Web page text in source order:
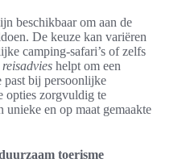
beschikbaar om aan de
De keuze kan variëren
camping-safari’s of zelfs
reisadvies helpt om een
past bij persoonlijke
opties zorgvuldig te
unieke en op maat gemaakte
toerisme